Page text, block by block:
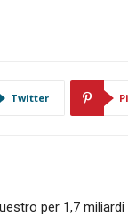
Twitter
per 1,7 miliardi